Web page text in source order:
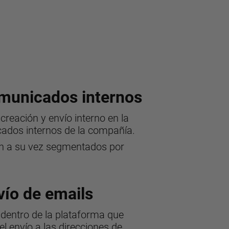
internos
y envío interno en la
internos de la compañía.
a su vez segmentados por
de emails
de la plataforma que